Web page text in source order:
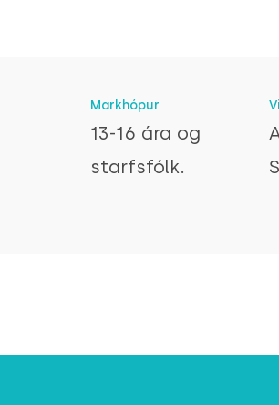
Markhópur
13-16 ára og
starfsfólk.